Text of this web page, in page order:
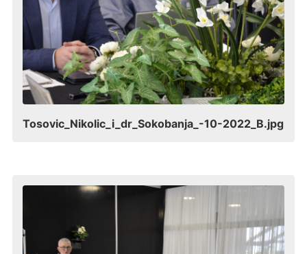
Tosovic_Nikolic_i_dr_Sokobanja_-10-2022_B.jpg